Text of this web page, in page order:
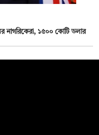
নাগরিকেরা, ১৫০০ কোটি ডলার